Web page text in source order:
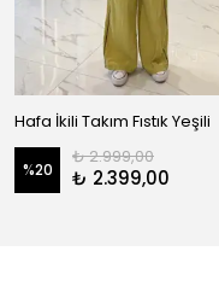
Hafa İkili Takım Fıstık Yeşili
%20
₺ 2.999,00
₺ 2.399,00